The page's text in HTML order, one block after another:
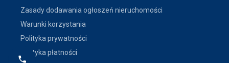
Zasady dodawania ogłoszeń nieruchomości
Warunki korzystania
Polityka prywatności
Polityka płatności